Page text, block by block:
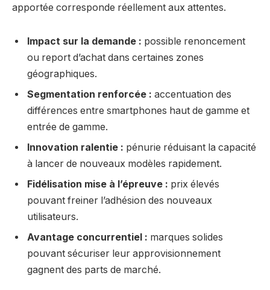
apportée corresponde réellement aux attentes.
Impact sur la demande : possible renoncement
ou report d’achat dans certaines zones
géographiques.
Segmentation renforcée : accentuation des
différences entre smartphones haut de gamme et
entrée de gamme.
Innovation ralentie : pénurie réduisant la capacité
à lancer de nouveaux modèles rapidement.
Fidélisation mise à l’épreuve : prix élevés
pouvant freiner l’adhésion des nouveaux
utilisateurs.
Avantage concurrentiel : marques solides
pouvant sécuriser leur approvisionnement
gagnent des parts de marché.